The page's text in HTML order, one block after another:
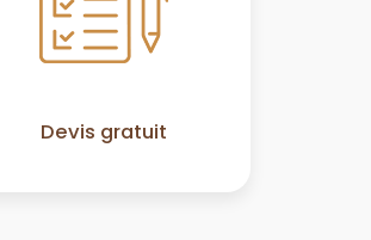
Devis gratuit